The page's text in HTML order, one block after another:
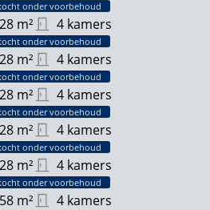
onder voorbehoud
m² 4 kamers
onder voorbehoud
m² 4 kamers
onder voorbehoud
m² 4 kamers
onder voorbehoud
m² 4 kamers
onder voorbehoud
m² 4 kamers
onder voorbehoud
m² 4 kamers